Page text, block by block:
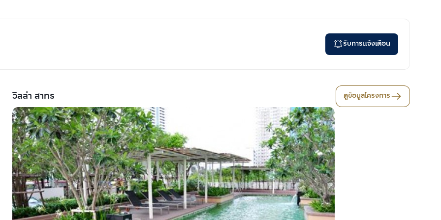
รับการแจ้งเตือน
วิลล่า สาทร ดูข้อมูลโครงการ